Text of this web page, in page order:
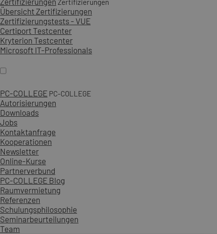
Zertifizierungen
Übersicht Zertifizierungen
Zertifizierungstests - VUE
Certiport Testcenter
Kryterion Testcenter
Microsoft IT-Professionals
PC-COLLEGE PC-COLLEGE
Autorisierungen
Downloads
Jobs
Kontaktanfrage
Kooperationen
Newsletter
Online-Kurse
Partnerverbund
PC-COLLEGE Blog
Raumvermietung
Referenzen
Schulungsphilosophie
Seminarbeurteilungen
Team